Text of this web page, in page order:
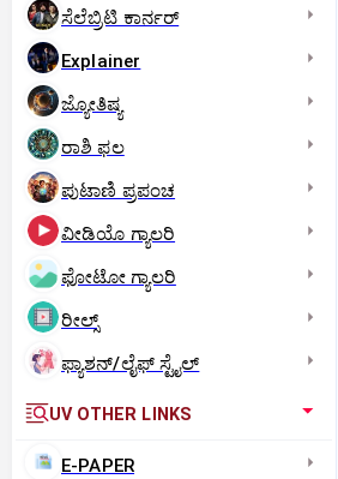
ಸೆಲೆಬ್ರಿಟಿ ಕಾರ್ನರ್‌
Explainer
ಜ್ಯೋತಿಷ್ಯ
ರಾಶಿ ಫಲ
ಪುಟಾಣಿ ಪ್ರಪಂಚ
ವೀಡಿಯೊ ಗ್ಯಾಲರಿ
ಫೋಟೋ ಗ್ಯಾಲರಿ
ರೀಲ್ಸ್
ಫ್ಯಾಶನ್/ಲೈಫ್‌ ಸ್ಟೈಲ್
UV OTHER LINKS
E-PAPER